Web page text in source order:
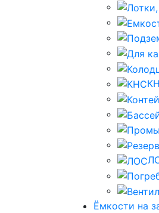
Ёмкости на